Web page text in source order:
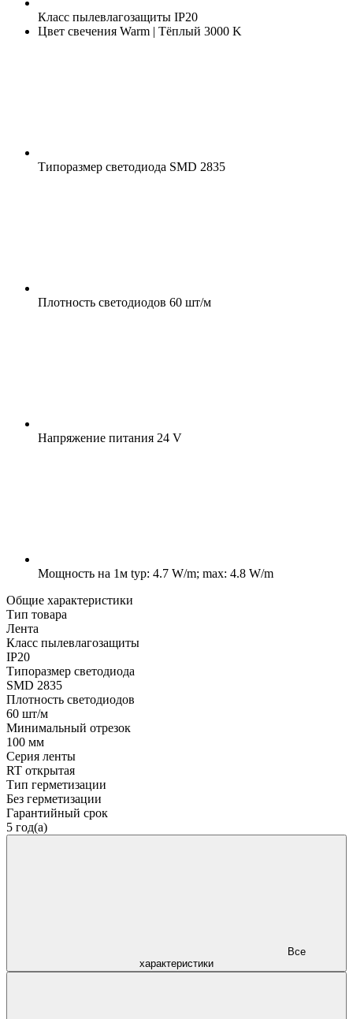
Класс пылевлагозащиты IP20
Цвет свечения Warm | Тёплый 3000 K
Типоразмер светодиода SMD 2835
Плотность светодиодов 60 шт/м
Напряжение питания 24 V
Мощность на 1м typ: 4.7 W/m; max: 4.8 W/m
Общие характеристики
Тип товара
Лента
Класс пылевлагозащиты
IP20
Типоразмер светодиода
SMD 2835
Плотность светодиодов
60 шт/м
Минимальный отрезок
100 мм
Серия ленты
RT открытая
Тип герметизации
Без герметизации
Гарантийный срок
5 год(а)
характеристики